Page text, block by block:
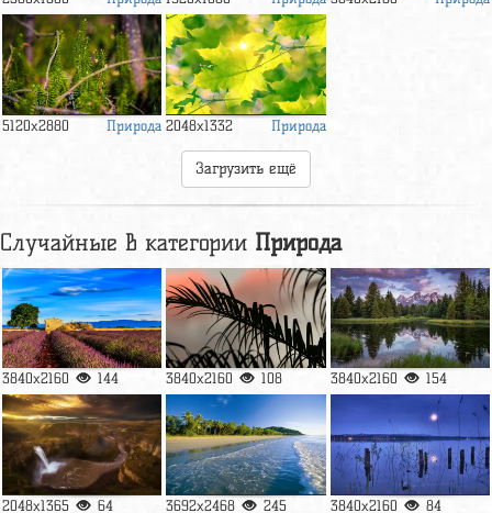
5120x2880 Природа 2048x1332 Природа
Загрузить ещё
Случайные в категории Природа
3840x2160 144 3840x2160 108 3840x2160 154
2048x1365 64 3692x2468 245 3840x2160 84